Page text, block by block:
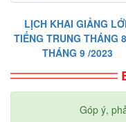
LỊCH KHAI GIẢNG
TIẾNG TRUNG THÁNG
THÁNG 9 /2023
Góp ý,